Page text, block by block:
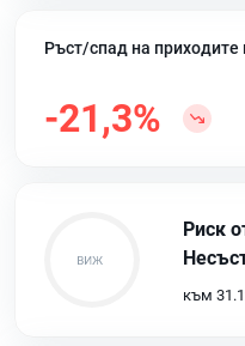
Ръст/спад на приходите
-21,3%
Риск
към